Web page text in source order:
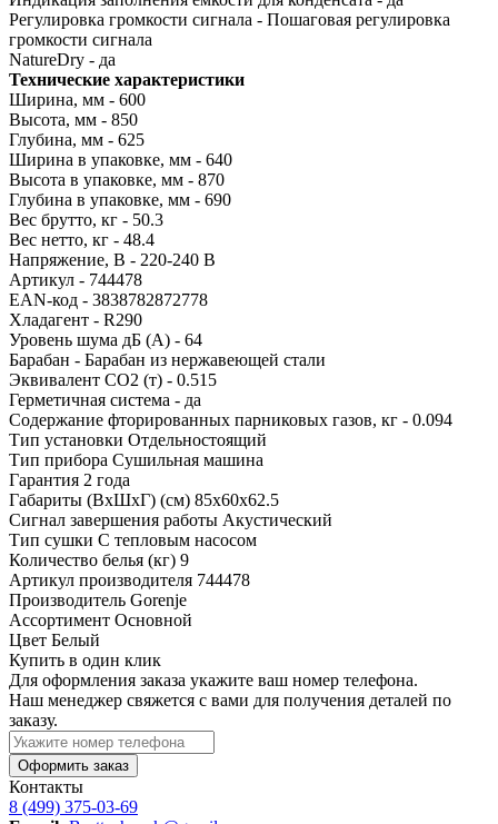
Регулировка громкости сигнала - Пошаговая регулировка
громкости сигнала
NatureDry - да
Технические характеристики
Ширина, мм - 600
Высота, мм - 850
Глубина, мм - 625
Ширина в упаковке, мм - 640
Высота в упаковке, мм - 870
Глубина в упаковке, мм - 690
Вес брутто, кг - 50.3
Вес нетто, кг - 48.4
Напряжение, В - 220-240 B
Артикул - 744478
ЕАN-код - 3838782872778
Хладагент - R290
Уровень шума дБ (А) - 64
Барабан - Барабан из нержавеющей стали
Эквивалент CO2 (т) - 0.515
Герметичная система - да
Содержание фторированных парниковых газов, кг - 0.094
Тип установки Отдельностоящий
Тип прибора Сушильная машина
Гарантия 2 года
Габариты (ВхШхГ) (см) 85х60х62.5
Сигнал завершения работы Акустический
Тип сушки С тепловым насосом
Количество белья (кг) 9
Артикул производителя 744478
Производитель Gorenje
Ассортимент Основной
Цвет Белый
Купить в один клик
Для оформления заказа укажите ваш номер телефона.
Наш менеджер свяжется с вами для получения деталей по
заказу.
Оформить заказ
Контакты
8 (499) 375-03-69